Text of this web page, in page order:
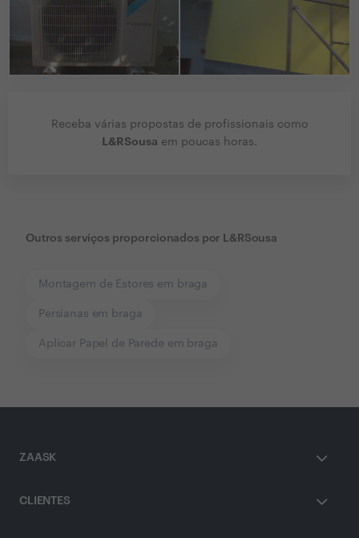
Receba várias propostas de profissionais como
L&RSousa em poucas horas.
Outros serviços proporcionados por L&RSousa
Montagem de Estores em braga
Persianas em braga
Aplicar Papel de Parede em braga
ZAASK
CLIENTES